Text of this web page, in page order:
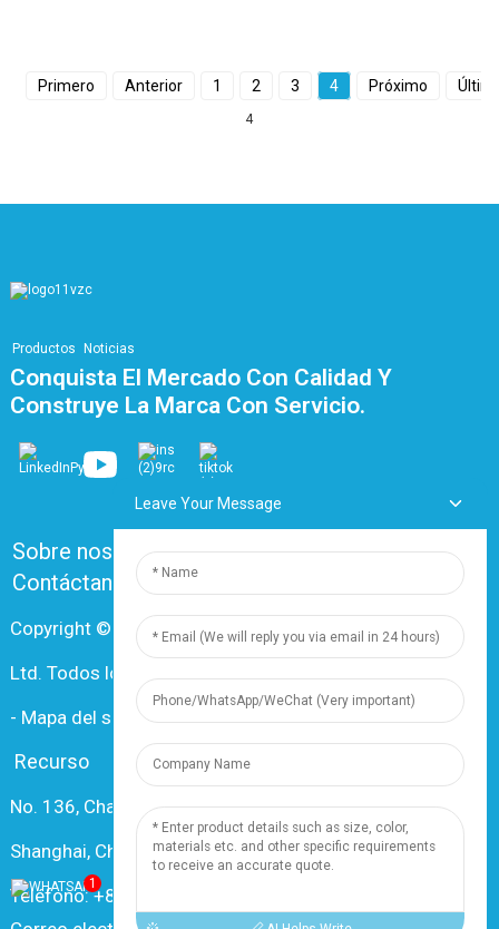
Primero Anterior 1 2 3 4 Próximo
4
Productos Noticias
Conquista El Mercado Con Calidad Y
Construye La Marca Con Servicio.
Sobre nosotros Preguntas frecuentes
Contáctanos
Copyright © 2024 Shanghai Dingzun Electric & Cable Co.,
Ltd. Todos los derechos reservados.
- Mapa del sitio - Recursos
Recurso
No. 136, Changxiang Rd., Nanxiang Town, 201802,
Shanghai, China
Teléfono: +86 18019377761
1
Leave Your Message